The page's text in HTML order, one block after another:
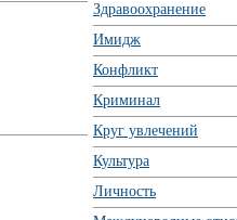
Здравоохранение
Имидж
Конфликт
Криминал
Круг увлечений
Культура
Личность